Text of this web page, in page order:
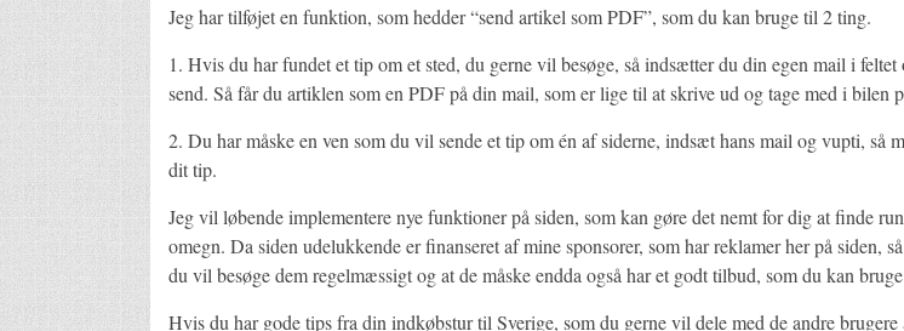
Jeg har tilføjet en funktion, som hedder “send artikel som PDF”, som du kan bruge til 2 ting.
1. Hvis du har fundet et tip om et sted, du gerne vil besøge, så indsætter du din egen mail i
send. Så får du artiklen som en PDF på din mail, som er lige til at skrive ud og tage med i bilen
2. Du har måske en ven som du vil sende et tip om én af siderne, indsæt hans mail og vupti, så
dit tip.
Jeg vil løbende implementere nye funktioner på siden, som kan gøre det nemt for dig at finde
omegn. Da siden udelukkende er finanseret af mine sponsorer, som har reklamer her på siden,
du vil besøge dem regelmæssigt og at de måske endda også har et godt tilbud, som du kan
Hvis du har gode tips fra din indkøbstur til Sverige, som du gerne vil dele med de andre brugere